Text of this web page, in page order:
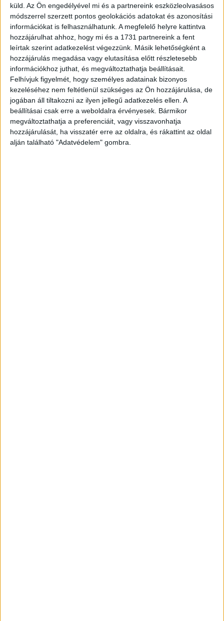
küld. Az Ön engedélyével mi és a partnereink eszközleolvasásos
módszerrel szerzett pontos geolokációs adatokat és azonosítási
információkat is felhasználhatunk. A megfelelő helyre kattintva
hozzájárulhat ahhoz, hogy mi és a 1731 partnereink a fent
leírtak szerint adatkezelést végezzünk. Másik lehetőségként a
hozzájárulás megadása vagy elutasítása előtt részletesebb
információkhoz juthat, és megváltoztathatja beállításait.
Felhívjuk figyelmét, hogy személyes adatainak bizonyos
kezeléséhez nem feltétlenül szükséges az Ön hozzájárulása, de
jogában áll tiltakozni az ilyen jellegű adatkezelés ellen. A
beállításai csak erre a weboldalra érvényesek. Bármikor
megváltoztathatja a preferenciáit, vagy visszavonhatja
hozzájárulását, ha visszatér erre az oldalra, és rákattint az oldal
alján található "Adatvédelem" gombra.